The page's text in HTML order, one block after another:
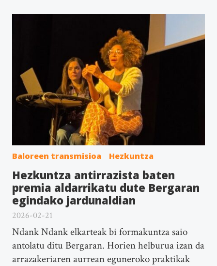
Baloreen transmisioa Hezkuntza
Hezkuntza antirrazista baten
premia aldarrikatu dute Bergaran
egindako jardunaldian
2026-02-21
Ndank Ndank elkarteak bi formakuntza saio
antolatu ditu Bergaran. Horien helburua izan da
arrazakeriaren aurrean eguneroko praktikak